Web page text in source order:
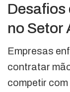
Desafios
no Setor
Empresas
contratar
competir